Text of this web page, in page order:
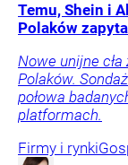
Temu, Shein i
Polaków
Nowe unijne
Polaków.
połowa
platformach.
Firmy i rynki